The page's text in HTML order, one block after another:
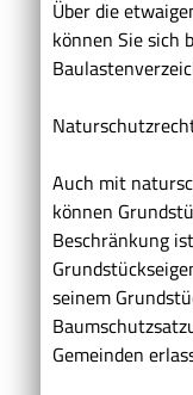
Über die
können Sie sich
Auch mit
können
Beschränkung
seinem
Gemeinden